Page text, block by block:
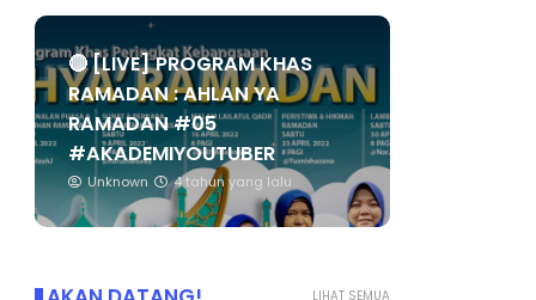
🔴 [LIVE] PROGRAM KHAS
RAMADAN : AHLAN YA
RAMADAN #05
#AKADEMIYOUTUBER
Unknown 4 tahun yang lalu
LIHAT SEMUA